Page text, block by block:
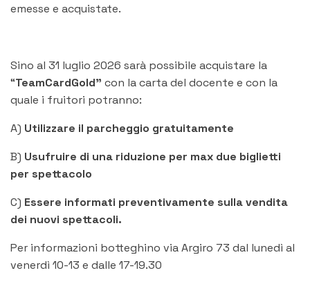
emesse e acquistate.
Sino al 31 luglio 2026 sarà possibile acquistare la
“TeamCardGold” con la carta del docente e con la
quale i fruitori potranno:
A) Utilizzare il parcheggio gratuitamente
B) Usufruire di una riduzione per max due biglietti
per spettacolo
C) Essere informati preventivamente sulla vendita
dei nuovi spettacoli.
Per informazioni botteghino via Argiro 73 dal lunedì al
venerdì 10-13 e dalle 17-19.30